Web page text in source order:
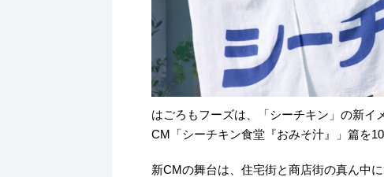
はごろもフーズは、「シーチキン」の新
CM「シーチキン食堂『おみそ汁』」篇を10
新CMの舞台は、住宅街と商店街の真ん中